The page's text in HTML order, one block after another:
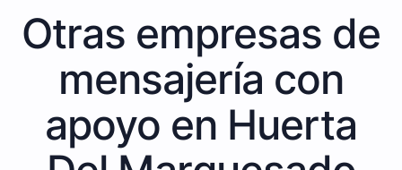
Otras empresas de
mensajería con
apoyo en Huerta